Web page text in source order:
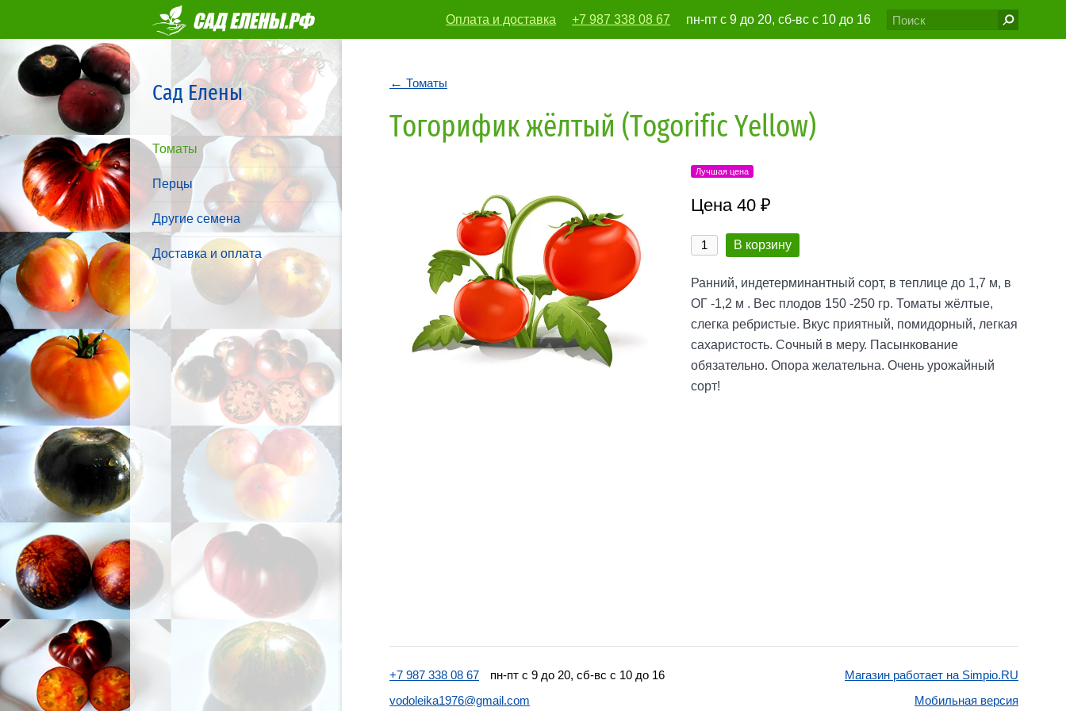
Оплата и доставка +7 987 338 08 67 пн-пт с 9 до 20, сб-вс с 10 до 16
Сад Елены
Томаты
Перцы
Другие семена
Доставка и оплата
Томаты
Тогорифик жёлтый (Togorific Yellow)
Лучшая цена
Цена 40 ₽
В корзину
Ранний, индетерминантный сорт, в теплице до 1,7 м, в
ОГ -1,2 м . Вес плодов 150 -250 гр. Томаты жёлтые,
слегка ребристые. Вкус приятный, помидорный, легкая
сахаристость. Сочный в меру. Пасынкование
обязательно. Опора желательна. Очень урожайный
сорт!
+7 987 338 08 67
пн-пт с 9 до 20, сб-вс с 10 до 16
vodoleika1976@gmail.com
Магазин работает на Simpio.RU
Мобильная версия